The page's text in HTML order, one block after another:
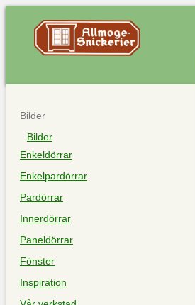
Bilder
Bilder
Enkeldörrar
Enkelpardörrar
Pardörrar
Innerdörrar
Paneldörrar
Fönster
Inspiration